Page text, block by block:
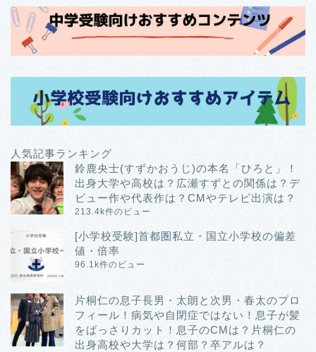
人気記事ランキング
鈴鹿央士(すずかおうじ)の本名「ひろと」！
出身大学や高校は？広瀬すずとの関係は？デ
ビュー作や代表作は？CMやテレビ出演は？
213.4k件のビュー
[小学校受験]首都圏私立・国立小学校の偏差
値・倍率
96.1k件のビュー
片桐仁の息子長男・太朗と次男・春太のプロ
フィール！病気や自閉症ではない！息子が髪
をばっさりカット！息子のCMは？片桐仁の
出身高校や大学は？何部？卒アルは？